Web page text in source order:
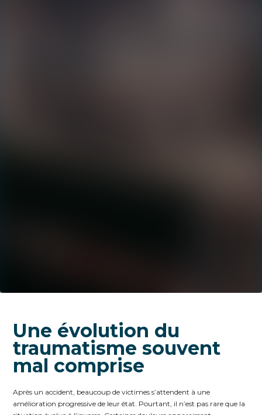
Une évolution du
traumatisme souvent
mal comprise
Après un accident, beaucoup de victimes s’attendent à une
amélioration progressive de leur état. Pourtant, il n’est pas rare que la